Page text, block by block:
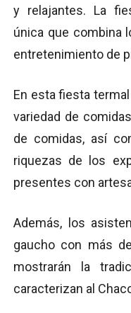
y relajantes. La
única que combina
entretenimiento de
En esta fiesta
variedad de
de comidas, así
riquezas de los
presentes con
Además, los
gaucho con más
mostrarán la
caracterizan al